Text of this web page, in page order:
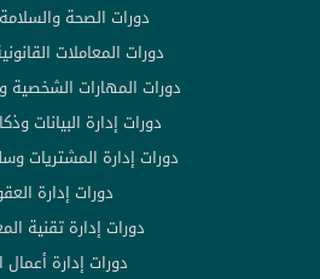
دورات الصحة والسلامة
دورات المعاملات
دورات المهارات الشخصية
دورات إدارة البيانات
دورات إدارة المشتريات
دورات إدارة
دورات إدارة تقنية
دورات إدارة أعمال